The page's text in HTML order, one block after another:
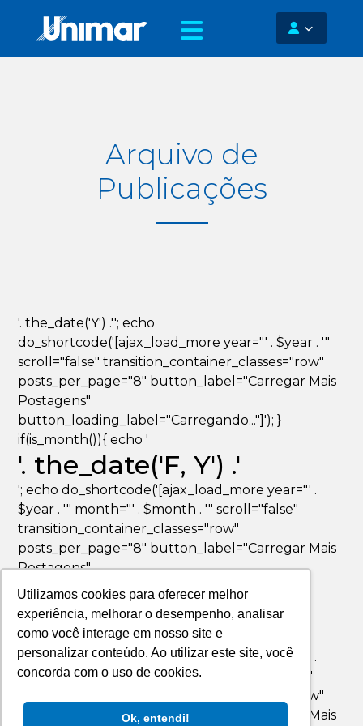
Utilizamos cookies para oferecer melhor
experiência, melhorar o desempenho, analisar
como você interage em nosso site e
personalizar conteúdo. Ao utilizar este site, você
concorda com o uso de cookies.
Ok, entendi!
Arquivo de
Publicações
'. the_date('Y') .''; echo
do_shortcode('[ajax_load_more year="' . $year . '"
scroll="false" transition_container_classes="row"
posts_per_page="8" button_label="Carregar Mais
Postagens"
button_loading_label="Carregando..."]'); }
if(is_month()){ echo '
'. the_date('F, Y') .'
'; echo do_shortcode('[ajax_load_more year="' .
$year . '" month="' . $month . '" scroll="false"
transition_container_classes="row"
posts_per_page="8" button_label="Carregar Mais
Postagens"
button_loading_label="Carregando..."]'); }
if(is_day()){ echo '
'. the_date('F jS, Y') .'
'; echo do_shortcode('[ajax_load_more year="' .
$year . '" month="' . $month . '" day="' . $day . '"
scroll="false" transition_container_classes="row"
posts_per_page="8" button_label="Carregar Mais